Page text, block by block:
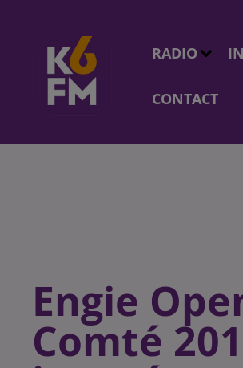
RADIO
CONTACT
Engie
Comté